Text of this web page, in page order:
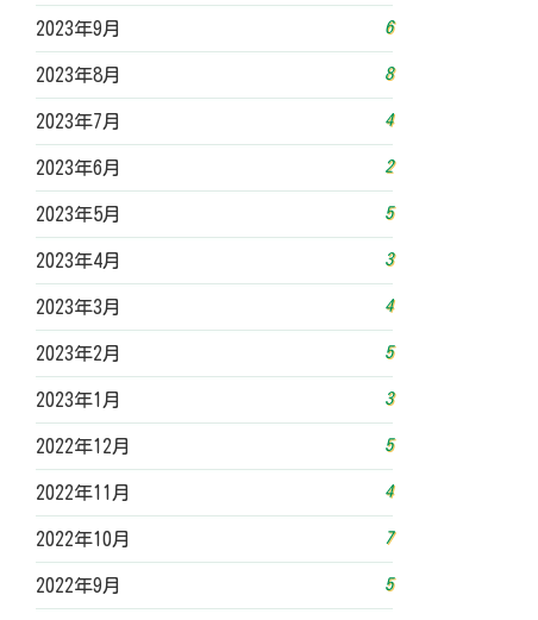
2023年9月 6
2023年8月 8
2023年7月 4
2023年6月 2
2023年5月 5
2023年4月 3
2023年3月 4
2023年2月 5
2023年1月 3
2022年12月 5
2022年11月 4
2022年10月 7
2022年9月 5